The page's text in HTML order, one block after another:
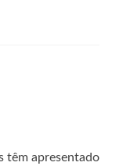
têm apresentado